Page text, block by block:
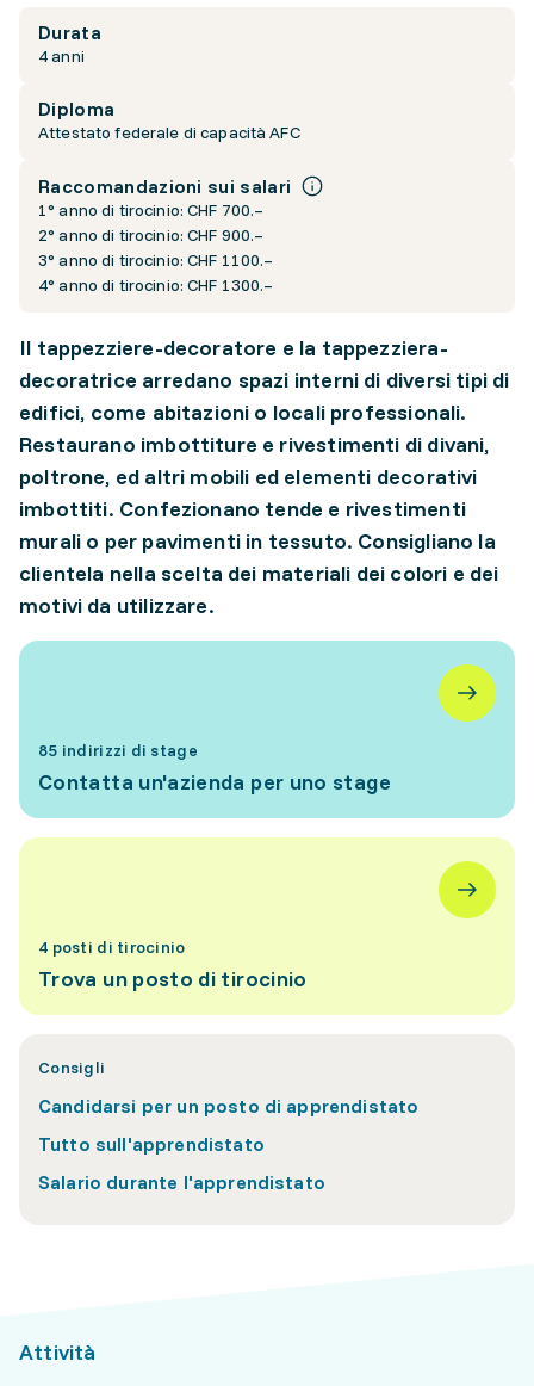
Durata
4 anni
Diploma
Attestato federale di capacità AFC
Raccomandazioni sui salari
1° anno di tirocinio: CHF 700.–
2° anno di tirocinio: CHF 900.–
3° anno di tirocinio: CHF 1100.–
4° anno di tirocinio: CHF 1300.–
Il tappezziere-decoratore e la tappezziera-
decoratrice arredano spazi interni di diversi tipi di
edifici, come abitazioni o locali professionali.
Restaurano imbottiture e rivestimenti di divani,
poltrone, ed altri mobili ed elementi decorativi
imbottiti. Confezionano tende e rivestimenti
murali o per pavimenti in tessuto. Consigliano la
clientela nella scelta dei materiali dei colori e dei
motivi da utilizzare.
85 indirizzi di stage
Contatta un'azienda per uno stage
4 posti di tirocinio
Trova un posto di tirocinio
Consigli
Candidarsi per un posto di apprendistato
Tutto sull'apprendistato
Salario durante l'apprendistato
Attività